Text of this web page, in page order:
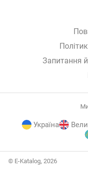
Запитання
Україна
© E-Katalog, 2026